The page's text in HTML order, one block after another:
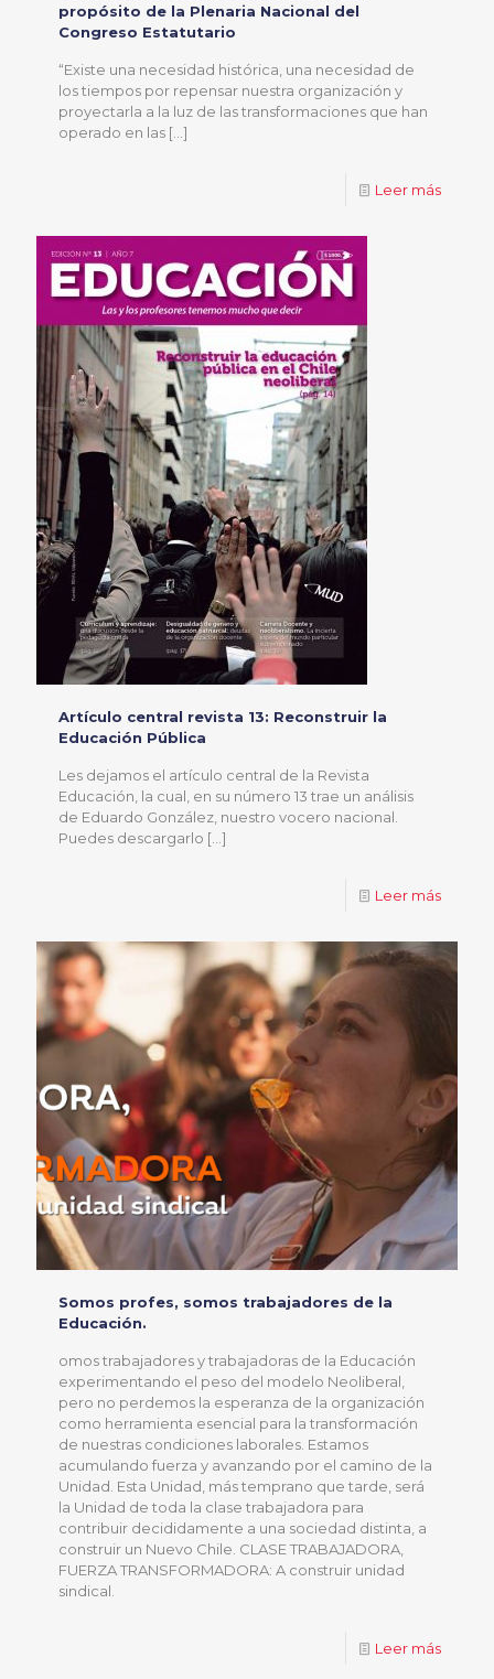
propósito de la Plenaria Nacional del
Congreso Estatutario
“Existe una necesidad histórica, una necesidad de
los tiempos por repensar nuestra organización y
proyectarla a la luz de las transformaciones que han
operado en las […]
Leer más
Artículo central revista 13: Reconstruir la
Educación Pública
Les dejamos el artículo central de la Revista
Educación, la cual, en su número 13 trae un análisis
de Eduardo González, nuestro vocero nacional.
Puedes descargarlo […]
Leer más
Somos profes, somos trabajadores de la
Educación.
omos trabajadores y trabajadoras de la Educación
experimentando el peso del modelo Neoliberal,
pero no perdemos la esperanza de la organización
como herramienta esencial para la transformación
de nuestras condiciones laborales. Estamos
acumulando fuerza y avanzando por el camino de la
Unidad. Esta Unidad, más temprano que tarde, será
la Unidad de toda la clase trabajadora para
contribuir decididamente a una sociedad distinta, a
construir un Nuevo Chile. CLASE TRABAJADORA,
FUERZA TRANSFORMADORA: A construir unidad
sindical.
Leer más